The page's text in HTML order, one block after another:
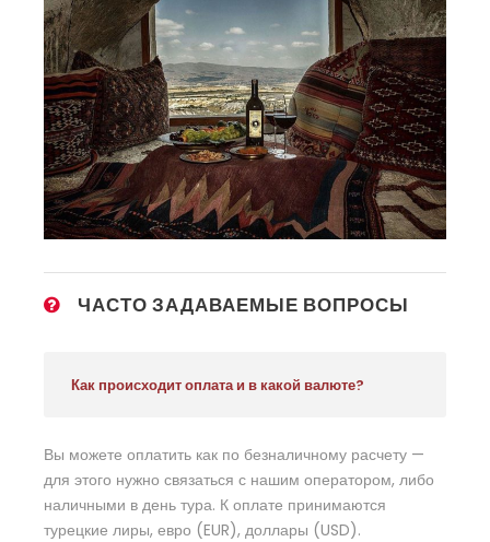
ЧАСТО ЗАДАВАЕМЫЕ ВОПРОСЫ
Как происходит оплата и в какой валюте?
Вы можете оплатить как по безналичному расчету —
для этого нужно связаться с нашим оператором, либо
наличными в день тура. К оплате принимаются
турецкие лиры, евро (EUR), доллары (USD).